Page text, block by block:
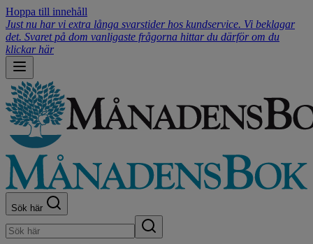
Hoppa till innehåll
Just nu har vi extra långa svarstider hos kundservice. Vi beklagar
det. Svaret på dom vanligaste frågorna hittar du därför om du
klickar här
Sök här